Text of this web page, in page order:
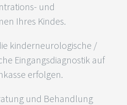
und
Ihres Kindes.
kinderneurologische /
Eingangsdiagnostik auf
erfolgen.
und Behandlung